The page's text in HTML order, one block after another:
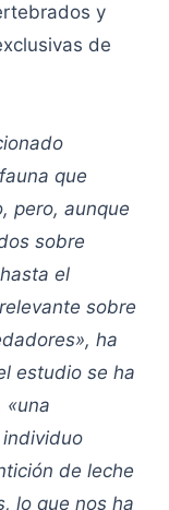
y
de
que
pero, aunque
sobre
el
sobre
ha
estudio se ha
«una
de leche
lo que nos ha